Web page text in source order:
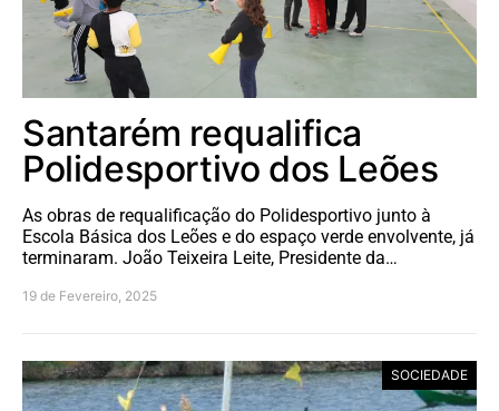
Santarém requalifica
Polidesportivo dos Leões
As obras de requalificação do Polidesportivo junto à
Escola Básica dos Leões e do espaço verde envolvente, já
terminaram. João Teixeira Leite, Presidente da…
19 de Fevereiro, 2025
SOCIEDADE